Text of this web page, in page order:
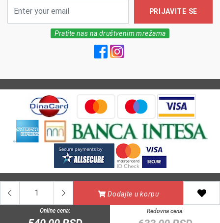
Dodajte u korpu
Online cena: Redovna cena:
PRIJAVITE SE
Pratite nas na društvenim mrežama